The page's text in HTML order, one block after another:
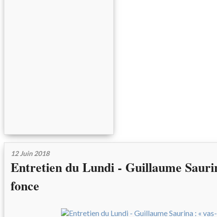
12 Juin 2018
Entretien du Lundi - Guillaume
fonce